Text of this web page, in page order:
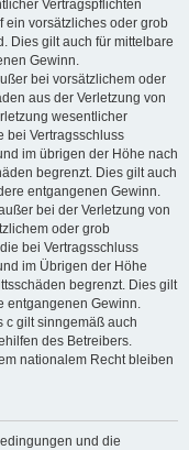
Vertragspflichten
ein vorsätzliches oder grob
Dies gilt auch für mittelbare
Gewinn.
bei vorsätzlichem oder
aus der Verletzung von
wesentlicher
bei Vertragsschluss
im übrigen der Höhe nach
begrenzt. Dies gilt auch
entgangenen Gewinn.
bei der Verletzung von
oder grob
bei Vertragsschluss
im Übrigen der Höhe
begrenzt. Dies gilt
entgangenen Gewinn.
c gilt sinngemäß auch
des Betreibers.
nationalem Recht bleiben
und die